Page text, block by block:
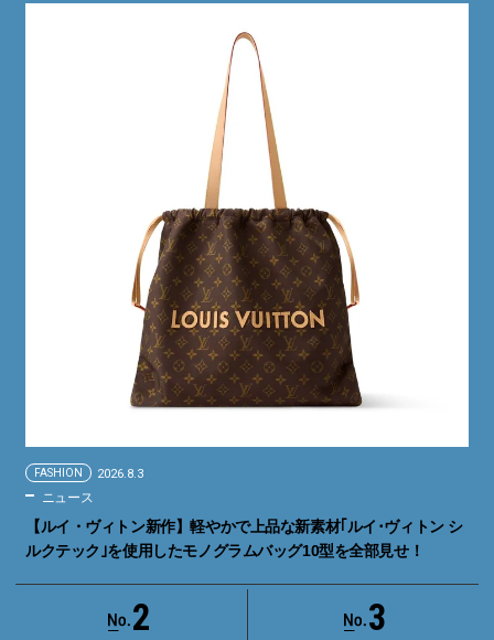
FASHION 2026.8.3
ニュース
【ルイ・ヴィトン新作】軽やかで上品な新素材｢ルイ･ヴィトン シ
ルクテック｣を使用したモノグラムバッグ10型を全部見せ！
2 3